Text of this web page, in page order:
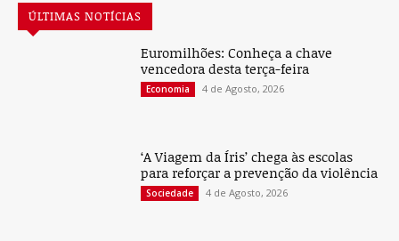
ÚLTIMAS NOTÍCIAS
Euromilhões: Conheça a chave
vencedora desta terça-feira
Economia 4 de Agosto, 2026
‘A Viagem da Íris’ chega às escolas
para reforçar a prevenção da violência
Sociedade 4 de Agosto, 2026